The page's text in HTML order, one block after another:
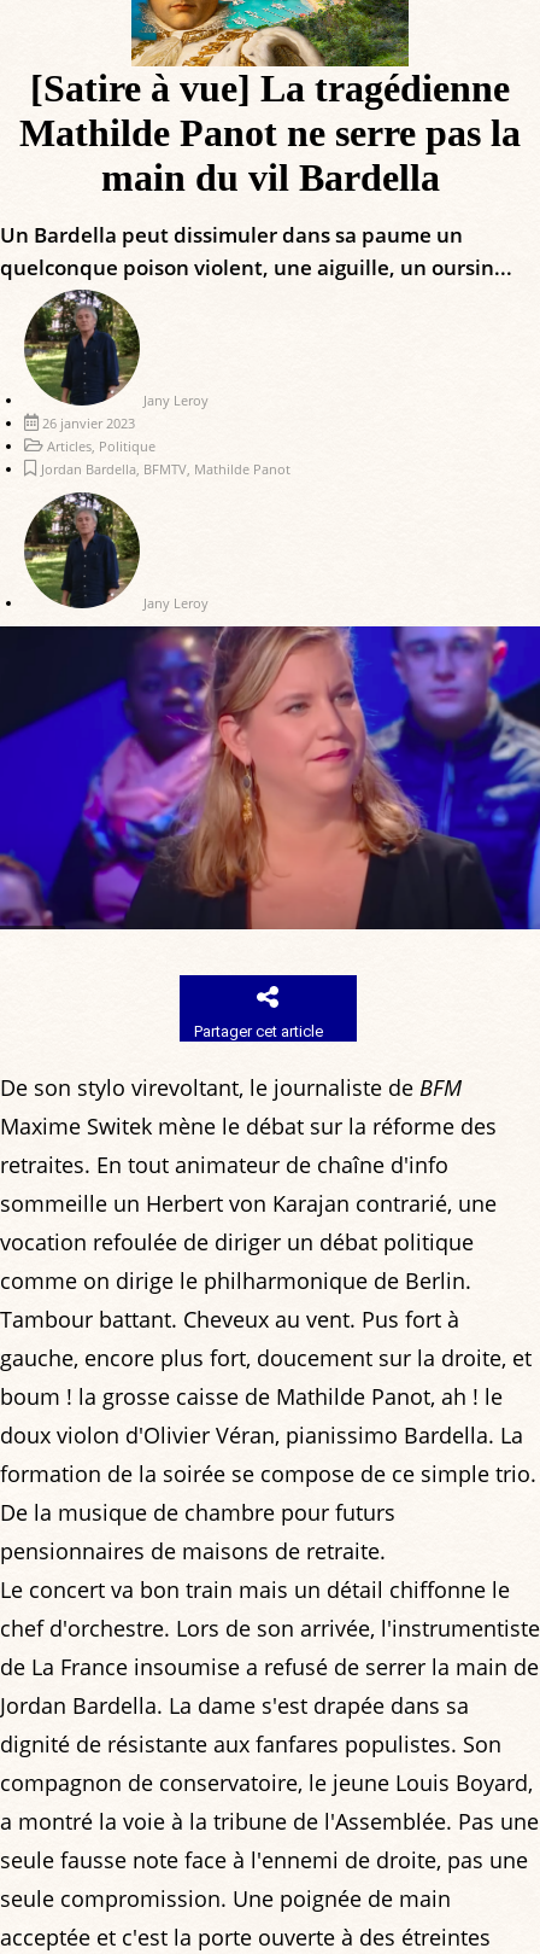
[Satire à vue] La tragédienne
Mathilde Panot ne serre pas la
main du vil Bardella
Un Bardella peut dissimuler dans sa paume un
quelconque poison violent, une aiguille, un oursin...
Jany Leroy
26 janvier 2023
Articles Politique
Jordan Bardella BFMTV Mathilde Panot
Jany Leroy
Partager cet article
De son stylo virevoltant, le journaliste de BFM
Maxime Switek mène le débat sur la réforme des
retraites. En tout animateur de chaîne d'info
sommeille un Herbert von Karajan contrarié, une
vocation refoulée de diriger un débat politique
comme on dirige le philharmonique de Berlin.
Tambour battant. Cheveux au vent. Pus fort à
gauche, encore plus fort, doucement sur la droite, et
boum ! la grosse caisse de Mathilde Panot, ah ! le
doux violon d'Olivier Véran, pianissimo Bardella. La
formation de la soirée se compose de ce simple trio.
De la musique de chambre pour futurs
pensionnaires de maisons de retraite.
Le concert va bon train mais un détail chiffonne le
chef d'orchestre. Lors de son arrivée, l'instrumentiste
de La France insoumise a refusé de serrer la main de
Jordan Bardella. La dame s'est drapée dans sa
dignité de résistante aux fanfares populistes. Son
compagnon de conservatoire, le jeune Louis Boyard,
a montré la voie à la tribune de l'Assemblée. Pas une
seule fausse note face à l'ennemi de droite, pas une
seule compromission. Une poignée de main
acceptée et c'est la porte ouverte à des étreintes